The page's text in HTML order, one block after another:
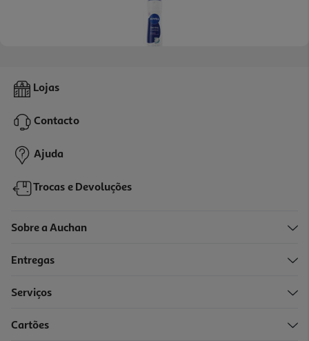
Deo Spray Nivea Derma Control Restore 150 Ml
2,99 €
-25%
Lojas
Contacto
Ajuda
Trocas e Devoluções
Sobre a Auchan
Entregas
Serviços
Cartões